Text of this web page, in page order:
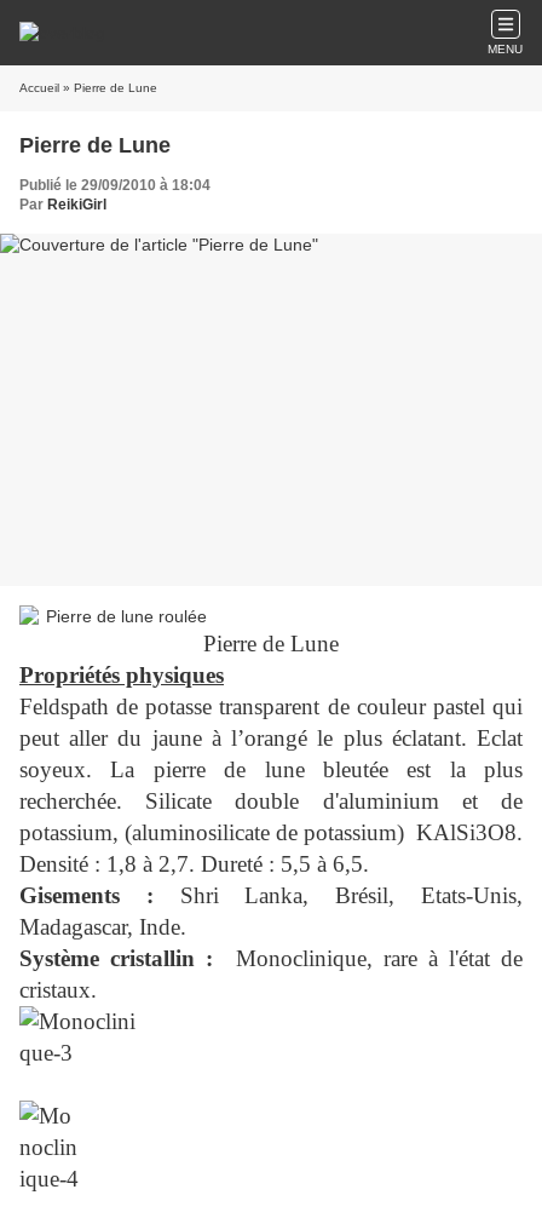
MENU
Accueil » Pierre de Lune
Pierre de Lune
Publié le 29/09/2010 à 18:04
Par ReikiGirl
Pierre de Lune
Propriétés physiques
Feldspath de potasse transparent de couleur pastel qui
peut aller du jaune à l’orangé le plus éclatant. Eclat
soyeux. La pierre de lune bleutée est la plus
recherchée. Silicate double d'aluminium et de
potassium, (aluminosilicate de potassium) KAlSi3O8.
Densité : 1,8 à 2,7. Dureté : 5,5 à 6,5.
Gisements : Shri Lanka, Brésil, Etats-Unis,
Madagascar, Inde.
Système cristallin :
Monoclinique, rare à l'état de
cristaux.